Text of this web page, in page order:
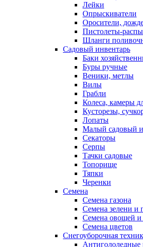
Лейки
Опрыскиватели
Оросители,
Пистолеты-
Шланги
Садовый инвентарь
Баки
Буры ручные
Веники, метлы
Вилы
Грабли
Колеса, камеры
Кусторезы,
Лопаты
Малый садовый
Секаторы
Серпы
Тачки садовые
Топорище
Тяпки
Черенки
Семена
Семена газона
Семена зелени и
Семена овощей и
Семена цветов
Снегоуборочная
Антигололедные